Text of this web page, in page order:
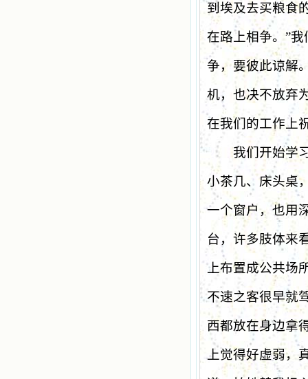
到埃及去买粮食
在路上相争。 ”我
争，要彼此谅解
机，也决不放弃
在我们的工作上
我们开始学习
小茶几、床头桌
一个窗户，也用
台，许多肢体来
上布置成公共场
不速之客很早就
西都放在身边拿
上觉得好虚弱，